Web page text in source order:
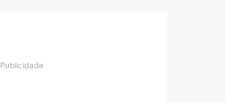
Publicidade